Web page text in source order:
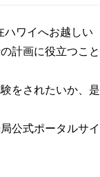
ワイへお越しい
計画に役立つこと
をされたいか、是
公式ポータルサイ